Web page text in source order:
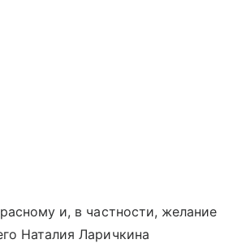
и, в частности, желание
Наталия Ларичкина